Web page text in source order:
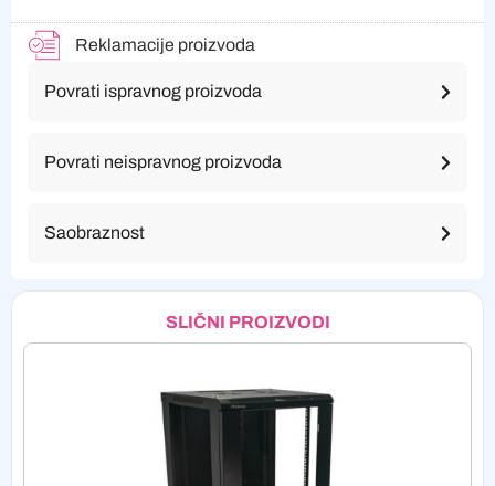
Reklamacije proizvoda
Povrati ispravnog proizvoda
Povrati neispravnog proizvoda
Saobraznost
SLIČNI PROIZVODI